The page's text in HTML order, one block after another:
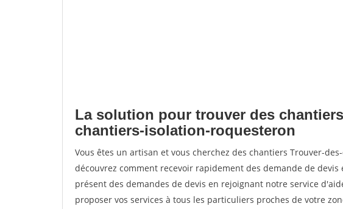
La solution pour trouver des
chantiers-isolation-roquesteron
Vous êtes un artisan et vous cherchez des chantiers Trouver-
découvrez comment recevoir rapidement des demande de devis
présent des demandes de devis en rejoignant notre service
proposer vos services à tous les particuliers proches de votre